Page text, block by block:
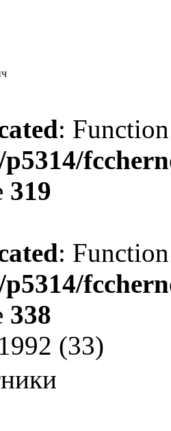
:
p5314/
319
:
p5314/
338
(33)